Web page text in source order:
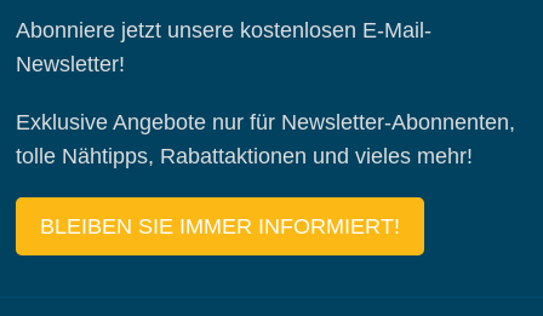
Abonniere jetzt unsere kostenlosen E-Mail-
Newsletter!
Exklusive Angebote nur für Newsletter-Abonnenten,
tolle Nähtipps, Rabattaktionen und vieles mehr!
BLEIBEN SIE IMMER INFORMIERT!